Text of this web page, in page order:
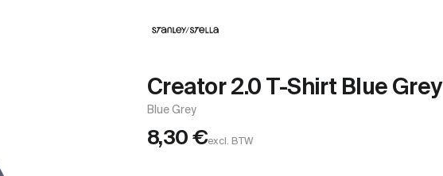
Creator 2.0 T-Shirt Blue Grey
Blue Grey
8,30€excl. BTW